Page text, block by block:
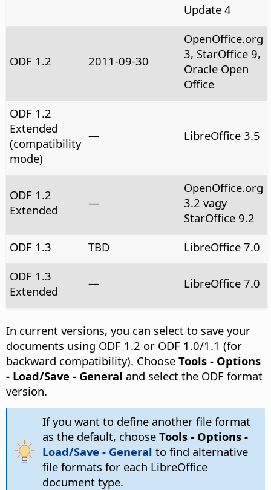
Update 4
ODF 1.2 2011-09-30
OpenOffice.org
3, StarOffice 9,
Oracle Open
Office
ODF 1.2
Extended
(compatibility
mode)
— LibreOffice 3.5
ODF 1.2
Extended
—
OpenOffice.org
3.2 vagy
StarOffice 9.2
ODF 1.3
TBD
LibreOffice 7.0
ODF 1.3
Extended
— LibreOffice 7.0
In current versions, you can select to save your
documents using ODF 1.2 or ODF 1.0/1.1 (for
backward compatibility). Choose Tools - Options
- Load/Save - General and select the ODF format
version.
If you want to define another file format
as the default, choose Tools - Options-
Load/Save - General to find alternative
file formats for each LibreOffice
document type.